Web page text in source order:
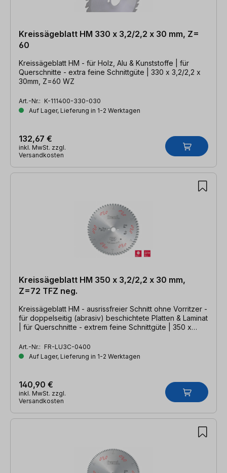
Kreissägeblatt HM 330 x 3,2/2,2 x 30 mm, Z=
60
Kreissägeblatt HM - für Holz, Alu & Kunststoffe | für
Querschnitte - extra feine Schnittgüte | 330 x 3,2/2,2 x
30mm, Z=60 WZ
Art.-Nr.: K-111400-330-030
Auf Lager, Lieferung in 1-2 Werktagen
132,67 €
inkl. MwSt. zzgl.
Versandkosten
Kreissägeblatt HM 350 x 3,2/2,2 x 30 mm,
Z=72 TFZ neg.
Kreissägeblatt HM - ausrissfreier Schnitt ohne Vorritzer -
für doppelseitig (abrasiv) beschichtete Platten & Laminat
| für Querschnitte - extrem feine Schnittgüte | 350 x
Art.-Nr.: FR-LU3C-0400
Auf Lager, Lieferung in 1-2 Werktagen
140,90 €
inkl. MwSt. zzgl.
Versandkosten